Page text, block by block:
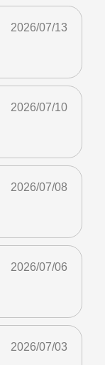
2026/07/13
2026/07/10
2026/07/08
2026/07/06
2026/07/03